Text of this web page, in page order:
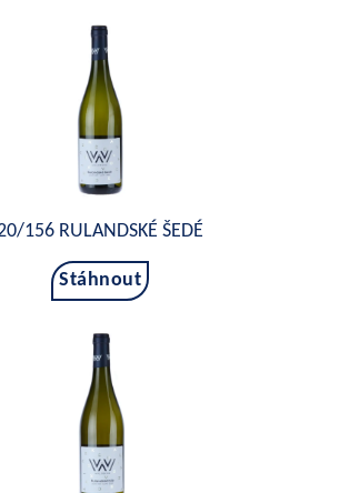
156 RULANDSKÉ ŠEDÉ
Stáhnout